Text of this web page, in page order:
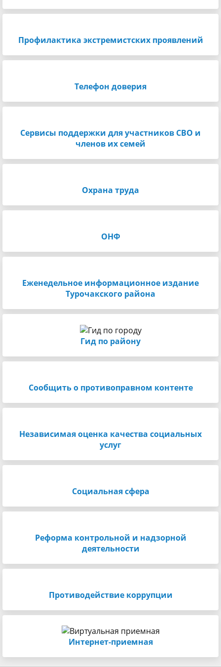
Профилактика экстремистских проявлений
Телефон доверия
Сервисы поддержки для участников СВО и
членов их семей
Охрана труда
ОНФ
Еженедельное информационное издание
Турочакского района
Гид по району
Сообщить о противоправном контенте
Независимая оценка качества социальных
услуг
Социальная сфера
Реформа контрольной и надзорной
деятельности
Противодействие коррупции
Интернет-приемная